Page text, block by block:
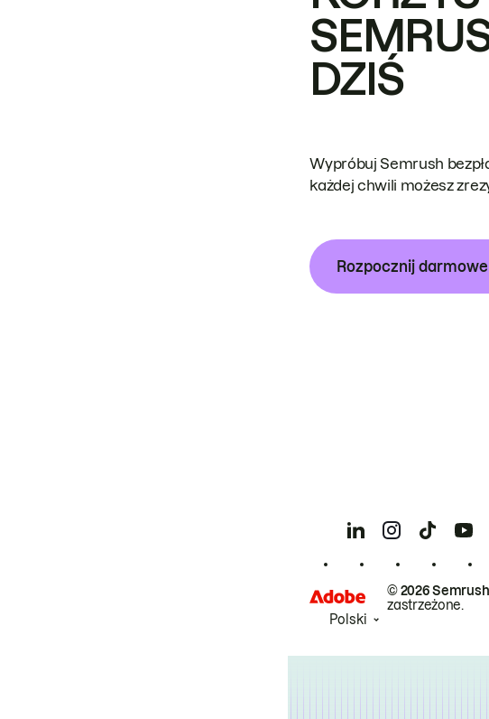
DZIŚ
Wypróbuj Semrush
każdej chwili możesz
Rozpocznij
© 2026
zastrzeżone.
Polski